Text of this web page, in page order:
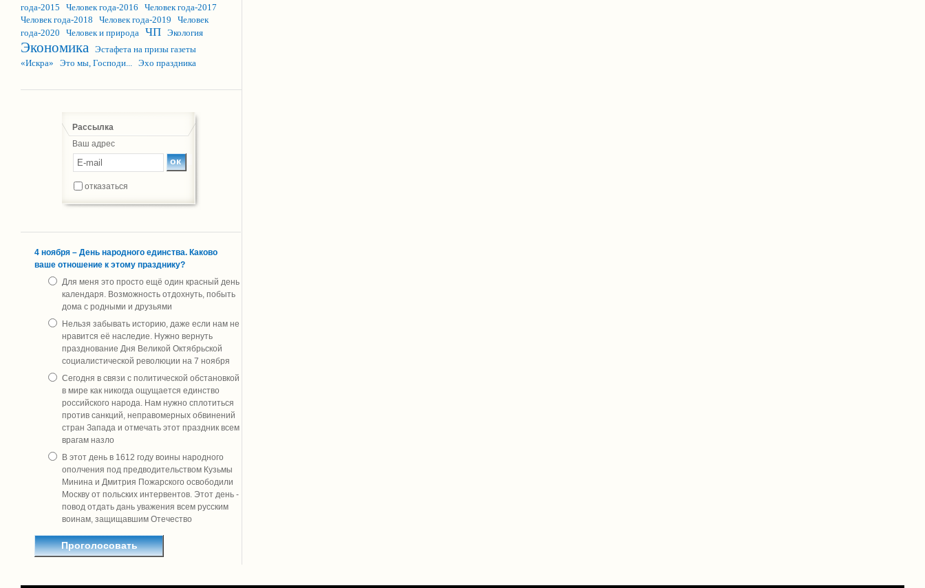
года-2015
Человек года-2016
Человек года-2017
Человек года-2018
Человек года-2019
Человек
года-2020
Человек и природа ЧП Экология
Экономика Эстафета на призы газеты
«Искра»
Это мы, Господи... Эхо праздника
Рассылка
Ваш адрес
отказаться
4 ноября – День народного единства. Каково
ваше отношение к этому празднику?
Для меня это просто ещё один красный день
календаря. Возможность отдохнуть, побыть
дома с родными и друзьями
Нельзя забывать историю, даже если нам не
нравится её наследие. Нужно вернуть
празднование Дня Великой Октябрьской
социалистической революции на 7 ноября
Сегодня в связи с политической обстановкой
в мире как никогда ощущается единство
российского народа. Нам нужно сплотиться
против санкций, неправомерных обвинений
стран Запада и отмечать этот праздник всем
врагам назло
В этот день в 1612 году воины народного
ополчения под предводительством Кузьмы
Минина и Дмитрия Пожарского освободили
Москву от польских интервентов. Этот день -
повод отдать дань уважения всем русским
воинам, защищавшим Отечество